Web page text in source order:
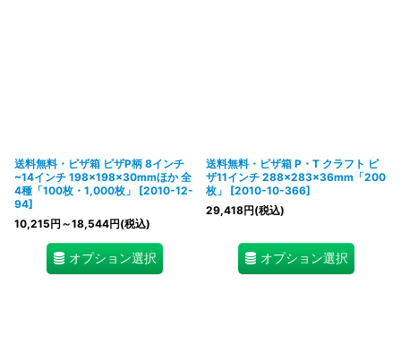
送料無料・ピザ箱 ピザP柄 8インチ
~14インチ 198×198×30mmほか 全
4種「100枚・1,000枚」
[2010-12-
94]
10,215円 ～18,544円(税込)
オプション選択
送料無料・ピザ箱 P・T クラフト ピ
ザ11インチ 288×283×36mm「200
枚」
[2010-10-366]
29,418円(税込)
オプション選択